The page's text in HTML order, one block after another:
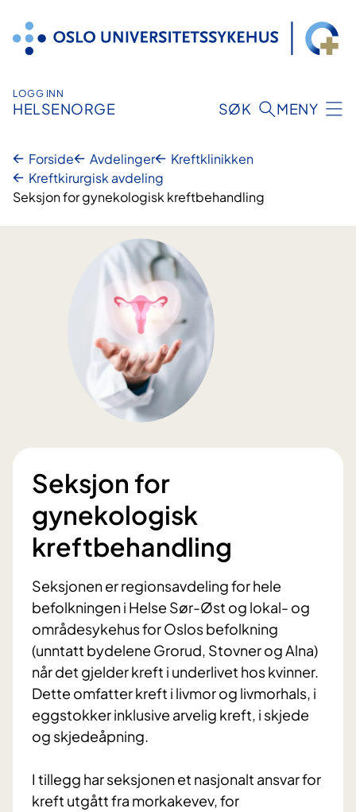
innhold
LOGG INN
HELSENORGE SØK MENY
Forside Avdelinger
Kreftklinikken
Kreftkirurgisk avdeling
Seksjon for gynekologisk kreftbehandling
Seksjon for
gynekologisk
kreftbehandling
Seksjonen er regionsavdeling for hele
befolkningen i Helse Sør-Øst og lokal- og
områdesykehus for Oslos befolkning
(unntatt bydelene Grorud, Stovner og Alna)
når det gjelder kreft i underlivet hos kvinner.
Dette omfatter kreft i livmor og livmorhals, i
eggstokker inklusive arvelig kreft, i skjede
og skjedeåpning.
I tillegg har seksjonen et nasjonalt ansvar for
kreft utgått fra morkakevev, for